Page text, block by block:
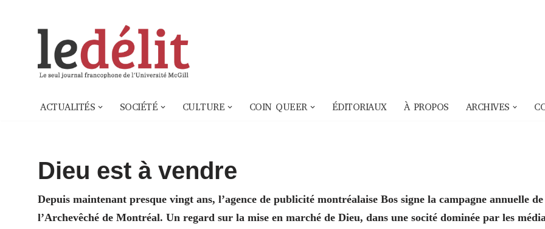
ACTUALITÉS SOCIÉTÉ CULTURE COIN QUEER ÉDITORIAUX À PROPOS ARCHIVES
Dieu est à vendre
Depuis maintenant presque vingt ans, l’agence de publicité montréalaise Bos signe la campagne annuelle de
l’Archevêché de Montréal. Un regard sur la mise en marché de Dieu, dans une socité dominée par les